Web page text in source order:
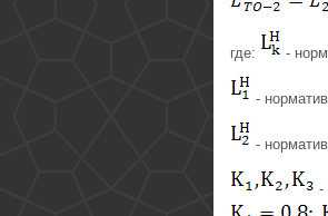
где: -
-
-
-